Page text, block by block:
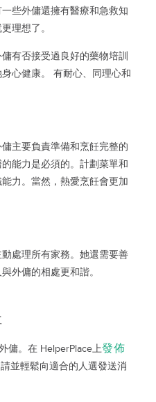
些外傭還擁有醫療和急救知
理想了。
有否接受過良好的藥物培訓
心健康。 有耐心、同理心和
主要負責準備和烹飪完整的
能力是必須的。計劃菜單和
力。當然，熱愛烹飪會更加
處理所有家務。她還需要善
外傭的相處更和諧。
傭。在 HelperPlace上發佈
並輕鬆向適合的人選發送消